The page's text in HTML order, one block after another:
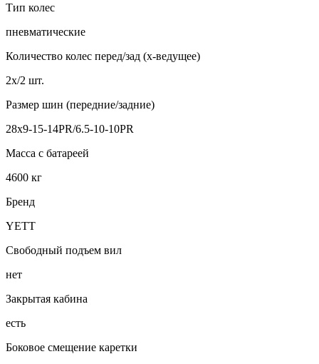
Тип колес
пневматические
Количество колес перед/зад (x-ведущее)
2х/2 шт.
Размер шин (передние/задние)
28х9-15-14PR/6.5-10-10PR
Масса с батареей
4600 кг
Бренд
YETT
Свободный подъем вил
нет
Закрытая кабина
есть
Боковое смещение каретки